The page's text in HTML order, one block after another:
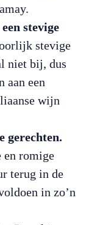
stevige
stevige
niet bij, dus
aan een
wijn
gerechten.
en romige
terug in de
in zo’n